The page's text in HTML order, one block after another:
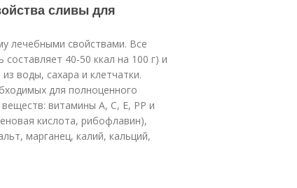
сливы для
лечебными свойствами. Все
40-50 ккал на 100 г) и
воды, сахара и клетчатки.
для полноценного
витамины А, С, Е, РР и
кислота, рибофлавин),
марганец, калий, кальций,